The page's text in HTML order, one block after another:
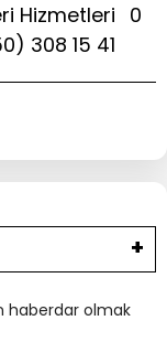
Hizmetleri
0
308 15 41
haberdar olmak